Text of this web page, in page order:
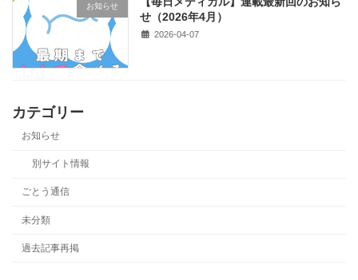
お知らせ
せ（2026年4月）
2026-04-07
カテゴリー
お知らせ
別サイト情報
ごとう通信
未分類
過去記事再掲